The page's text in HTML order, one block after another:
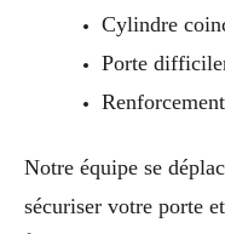
Cylindre
Porte
Notre équipe se
sécuriser votre porte